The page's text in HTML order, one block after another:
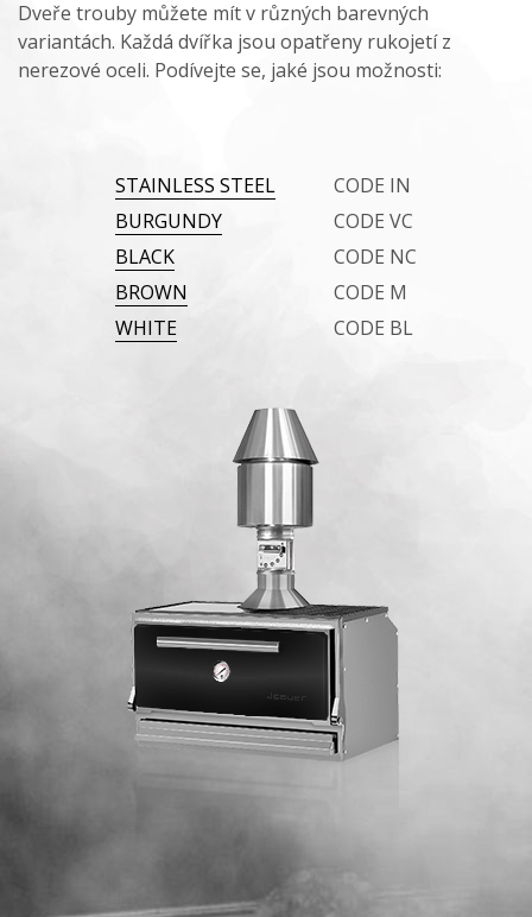
Dveře trouby můžete mít v různých barevných
variantách. Každá dvířka jsou opatřeny rukojetí z
nerezové oceli. Podívejte se, jaké jsou možnosti:
STAINLESS STEEL
CODE IN
BURGUNDY
CODE VC
BLACK
CODE NC
BROWN
CODE M
WHITE
CODE BL